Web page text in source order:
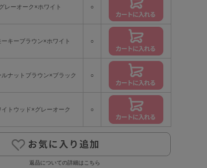
レーオーク×ホワイト ○
ーキーブラウン×ホワイト ○
ルナットブラウン×ブラック ○
イトウッド×グレーオーク ○
返品についての詳細はこちら